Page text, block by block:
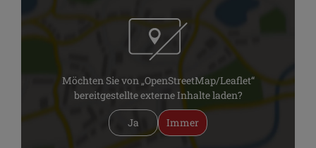
Möchten Sie von „OpenStreetMap/Leaflet“
bereitgestellte externe Inhalte laden?
Ja Immer